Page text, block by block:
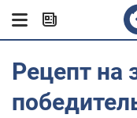
Рецепт на